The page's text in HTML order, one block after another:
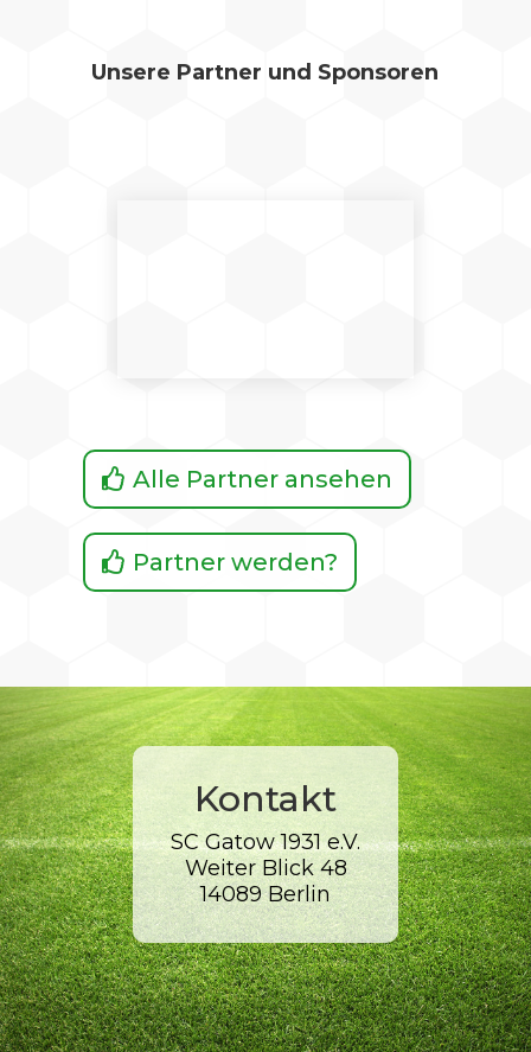
Unsere Partner und Sponsoren
Alle Partner ansehen
Partner werden?
Kontakt
SC Gatow 1931 e.V.
Weiter Blick 48
14089 Berlin